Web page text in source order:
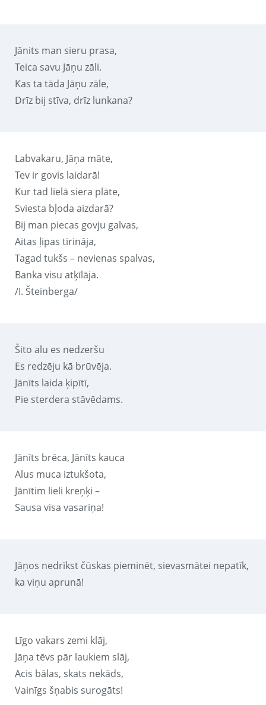
Jānits man sieru prasa,
Teica savu Jāņu zāli.
Kas ta tāda Jāņu zāle,
Drīz bij stīva, drīz lunkana?
Labvakaru, Jāņa māte,
Tev ir govis laidarā!
Kur tad lielā siera plāte,
Sviesta bļoda aizdarā?
Bij man piecas govju galvas,
Aitas ļipas tirināja,
Tagad tukšs – nevienas spalvas,
Banka visu atķīlāja.
/I. Šteinberga/
Šito alu es nedzeršu
Es redzēju kā brūvēja.
Jānīts laida ķipītī,
Pie sterdera stāvēdams.
Jānīts brēca, Jānīts kauca
Alus muca iztukšota,
Jānītim lieli kreņķi –
Sausa visa vasariņa!
Jāņos nedrīkst čūskas pieminēt, sievasmātei nepatīk,
ka viņu aprunā!
Līgo vakars zemi klāj,
Jāņa tēvs pār laukiem slāj,
Acis bālas, skats nekāds,
Vainīgs šņabis surogāts!